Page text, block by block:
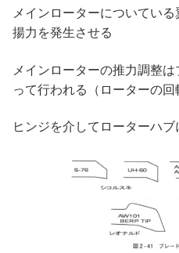
メインローターについてい
揚力を発生させる
メインローターの推力調整
って行われる（ローターの回
ヒンジを介してローターハ